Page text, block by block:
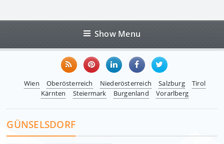
Show Menu
Wien Oberösterreich Niederösterreich Salzburg
Tirol
Kärnten
Steiermark Burgenland Vorarlberg
GÜNSELSDORF